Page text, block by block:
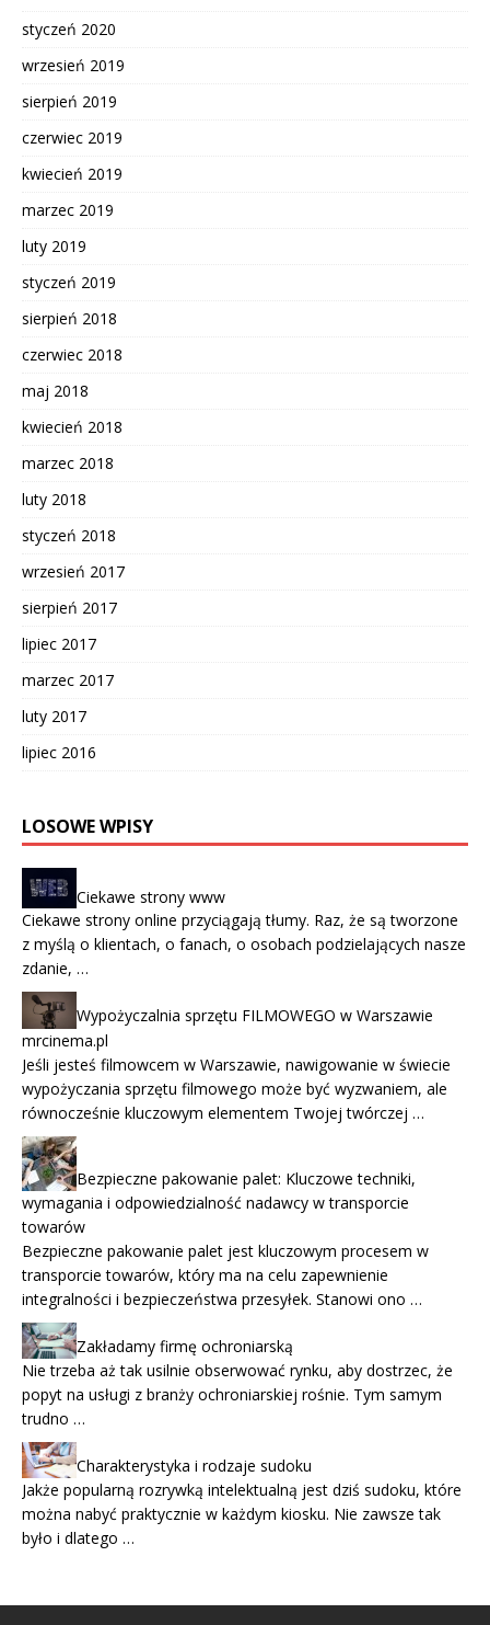
styczeń 2020
wrzesień 2019
sierpień 2019
czerwiec 2019
kwiecień 2019
marzec 2019
luty 2019
styczeń 2019
sierpień 2018
czerwiec 2018
maj 2018
kwiecień 2018
marzec 2018
luty 2018
styczeń 2018
wrzesień 2017
sierpień 2017
lipiec 2017
marzec 2017
luty 2017
lipiec 2016
LOSOWE WPISY
Ciekawe strony www
Ciekawe strony online przyciągają tłumy. Raz, że są tworzone
z myślą o klientach, o fanach, o osobach podzielających nasze
zdanie, …
Wypożyczalnia sprzętu FILMOWEGO w Warszawie
mrcinema.pl
Jeśli jesteś filmowcem w Warszawie, nawigowanie w świecie
wypożyczania sprzętu filmowego może być wyzwaniem, ale
równocześnie kluczowym elementem Twojej twórczej …
Bezpieczne pakowanie palet: Kluczowe techniki,
wymagania i odpowiedzialność nadawcy w transporcie
towarów
Bezpieczne pakowanie palet jest kluczowym procesem w
transporcie towarów, który ma na celu zapewnienie
integralności i bezpieczeństwa przesyłek. Stanowi ono …
Zakładamy firmę ochroniarską
Nie trzeba aż tak usilnie obserwować rynku, aby dostrzec, że
popyt na usługi z branży ochroniarskiej rośnie. Tym samym
trudno …
Charakterystyka i rodzaje sudoku
Jakże popularną rozrywką intelektualną jest dziś sudoku, które
można nabyć praktycznie w każdym kiosku. Nie zawsze tak
było i dlatego …